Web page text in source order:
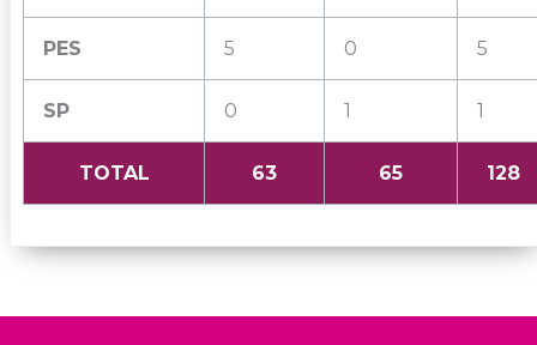
PES 5 0 5
SP 0 1 1
TOTAL 63 65 128